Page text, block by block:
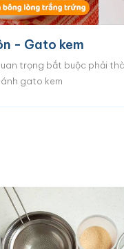
- Gato kem
trọng bắt buộc phải
gato kem